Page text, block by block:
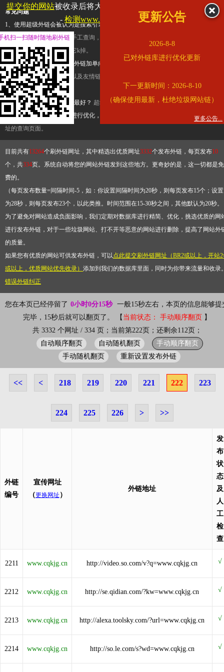
常见问题
1、使用超级外链会被认为是搜索引擎优化作弊吗？ 超级外链只是一个简便而集成
查询工具，模拟的是正常手工查询，不是作弊。如果是作弊，那您可以使用超级外
推广竞争对手的网址，让它k掉。
2、网站优化单纯依靠超级外链加单向链接可行吗？
链，需要结合普通的外链以及友情链接，您可以到站长论坛发布外链，到友情链接
台交换友情链接。
3、如何使用超级外链效果最好？ 超级外链不同于普通的外链，它是动态的链接，
有频繁使用超级外链工具进行优化，才能获得稳定的外链
，最终使搜索引擎收录带
址的查询页面。
目前共有13264个刷外链网址，其中精选出优质网址3332个发布外链，每页发布10
个，共334页。系统自动将您的网站外链发到这些地方。更奇妙的是，这一切都是免
费的。
（每页发布数量=间隔时间-5，如：你设置间隔时间为20秒，则每页发布15个；设置
为28秒，则每页发布23个，以此类推。时间范围在15-30秒之间，其他默认为20秒
为了避免对网站造成负面影响，我们定期对数据库进行精简、优化，挑选优质的网
进行发布外链，对于一些垃圾网站、打不开等恶意的网站进行删除，提高了网站外
的质量。
如果您有优质的网站可供发布外链，可以点此提交刷外链网址（BR2或以上，开站
或以上，优质网站优先收录） 添加到我们的数据库里面，同时为你带来流量和收录
错误外链纠正
您在本页已经停留了 0小时0分15秒 一般15秒左右，本页的信息能够提
完毕，15秒后就可以翻页了。 【 当前状态： 手动顺序翻页 】
共 3332 个网址 / 334 页；当前第222页；还剩余112页；
自动顺序翻页 自动随机翻页
手动顺序翻页
手动随机翻页
重新设置发布外链
<< < 218 219 220 221 222 223
224 225 226 > >>
外链
编号
宣传网址
（更换网址 ）
外链地址
发
布
状
态
及
人
工
检
查
2211 www.cqkjg.cn http://video.so.com/v?q=www.cqkjg.cn
2212 www.cqkjg.cn http://se.qidian.com/?kw=www.cqkjg.cn
2213 www.cqkjg.cn http://alexa.toolsky.com/?url=www.cqkjg.cn
2214 www.cqkjg.cn http://so.le.com/s?wd=www.cqkjg.cn
提交你的网站被收录后将大幅提升流量和外链，
查看展示页面
- 检测www.cqkjg.cn是否收录更新公告
2026-8-8
已对外链库进行优化更新
下一更新时间：2026-8-10
（确保使用最新，杜绝垃圾网站链）
更多公告...
机扫一扫随时随地刷外链